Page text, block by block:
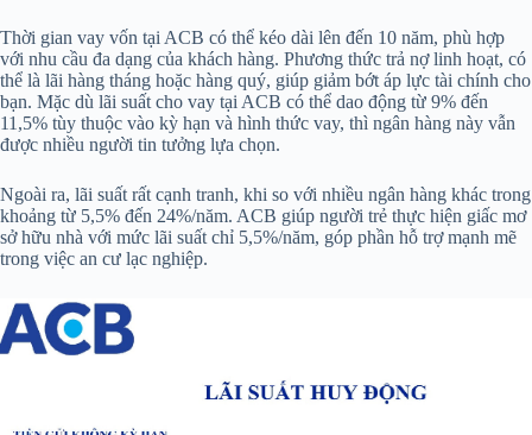
Thời gian vay vốn tại ACB có thể kéo dài lên đến 10 năm, phù hợp
với nhu cầu đa dạng của khách hàng. Phương thức trả nợ linh hoạt, có
thể là lãi hàng tháng hoặc hàng quý, giúp giảm bớt áp lực tài chính cho
bạn. Mặc dù lãi suất cho vay tại ACB có thể dao động từ 9% đến
11,5% tùy thuộc vào kỳ hạn và hình thức vay, thì ngân hàng này vẫn
được nhiều người tin tưởng lựa chọn.
Ngoài ra, lãi suất rất cạnh tranh, khi so với nhiều ngân hàng khác trong
khoảng từ 5,5% đến 24%/năm. ACB giúp người trẻ thực hiện giấc mơ
sở hữu nhà với mức lãi suất chỉ 5,5%/năm, góp phần hỗ trợ mạnh mẽ
trong việc an cư lạc nghiệp.